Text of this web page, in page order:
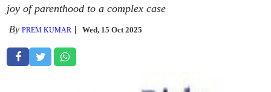
joy of parenthood to a complex case
ByPREM KUMAR Wed, 15 Oct 2025